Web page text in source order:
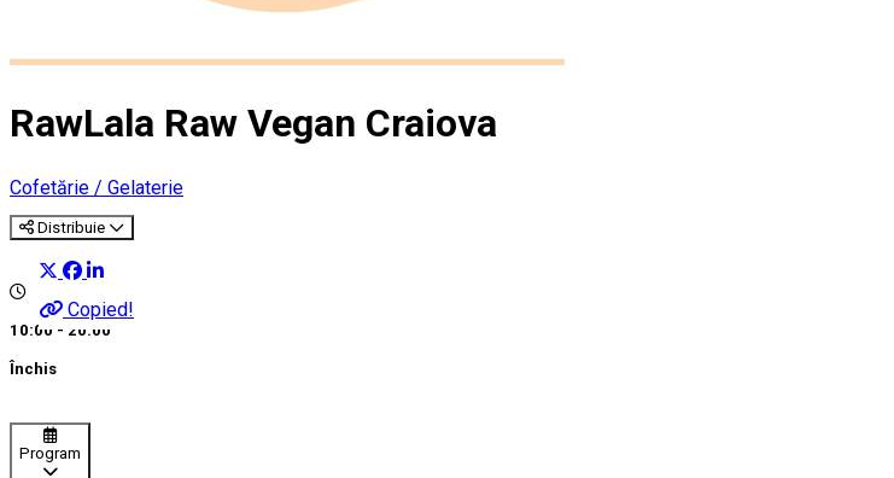
RawLala Raw Vegan Craiova
Cofetărie / Gelaterie
Distribuie
Copied!
10:00 - 20:00
Închis
Program